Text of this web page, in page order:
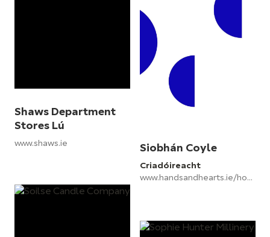
Shaws Department
Stores Lú
www.shaws.ie Siobhán Coyle
Criadóireacht
www.handsandhearts.ie/home/index.php